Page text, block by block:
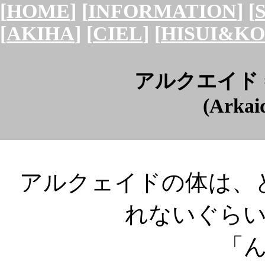
[HOME] [INFORMATION] [
[AKIHA] [CIEL] [
アルクエイ
アルクェイドの体は
れないぐら